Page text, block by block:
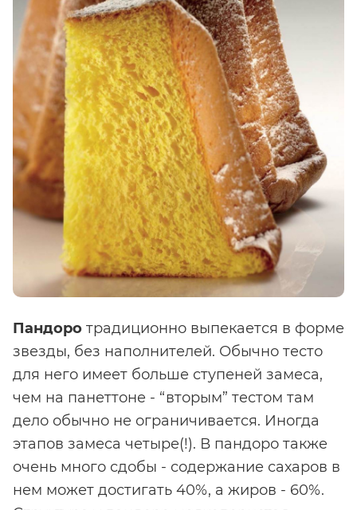
Пандоро традиционно выпекается в форме
звезды, без наполнителей. Обычно тесто
для него имеет больше ступеней замеса,
чем на панеттоне - “вторым” тестом там
дело обычно не ограничивается. Иногда
этапов замеса четыре(!). В пандоро также
очень много сдобы - содержание сахаров в
нем может достигать 40%, а жиров - 60%.